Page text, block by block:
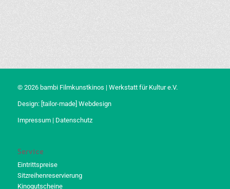
© 2026 bambi Filmkunstkinos | Werkstatt für Kultur e.V.
Design: [tailor-made] Webdesign
Impressum| Datenschutz
Service
Eintrittspreise
Sitzreihenreservierung
Kinogutscheine